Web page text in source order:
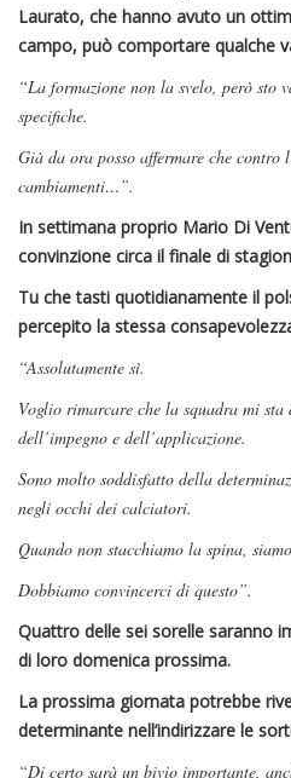
Laurato, che hanno avuto un
campo, può comportare qualche
“La formazione non la svelo, però sto
specifiche.
Già da ora posso affermare che contro
cambiamenti…”.
In settimana proprio Mario Di
convinzione circa il finale di
Tu che tasti quotidianamente il
percepito la stessa
“Assolutamente sì.
Voglio rimarcare che la squadra mi
dell’impegno e dell’applicazione.
Sono molto soddisfatto della
negli occhi dei calciatori.
Quando non stacchiamo la spina,
Dobbiamo convincerci di questo”.
Quattro delle sei sorelle saranno
di loro domenica prossima.
La prossima giornata potrebbe
determinante nell’indirizzare le
“Di certo sarà un bivio importante,